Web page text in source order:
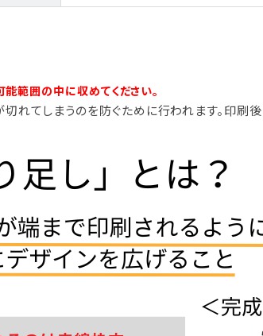
能範囲の中に収めてください。
れてしまうのを防ぐために行われます。印刷